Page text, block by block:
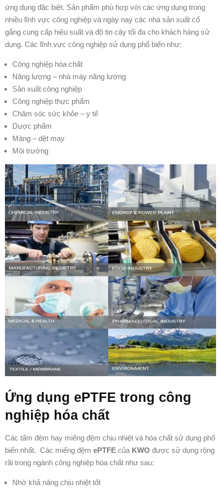
ứng dụng đặc biệt. Sản phẩm phù hợp với các ứng dụng trong
nhiều lĩnh vực công nghiệp và ngày nay các nhà sản xuất cố
gắng cung cấp hiệu suất và độ tin cậy tối đa cho khách hàng sử
dụng. Các lĩnh vực công nghiệp sử dụng phổ biến như:
Công nghiệp hóa chất
Năng lượng – nhà máy năng lượng
Sản xuất công nghiệp
Công nghiệp thực phẩm
Chăm sóc sức khỏe – y tế
Dược phẩm
Màng – dệt may
Môi trường
Ứng dụng ePTFE trong công
nghiệp hóa chất
Các tấm đệm hay miếng đệm chịu nhiệt và hóa chất sử dụng phổ
biến nhất. Các miếng đệm ePTFE của KWO được sử dụng rộng
rãi trong ngành công nghiệp hóa chất như sau:
Nhờ khả năng chịu nhiệt tốt